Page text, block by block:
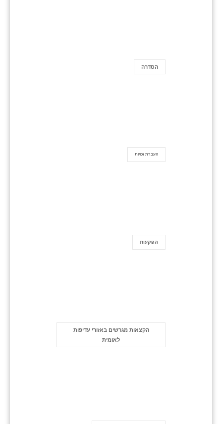
הסדרה
העברת זכויות
הפקעות
הקצאות מגרשים באזורי עדיפות
לאומית